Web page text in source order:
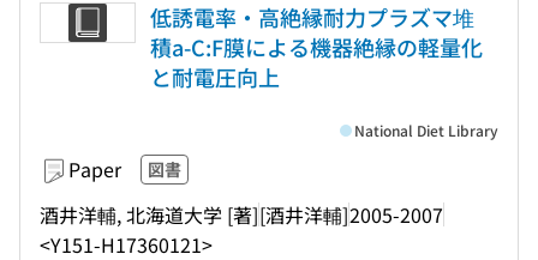
低誘電率・高絶縁耐力プラズマ堆
積a-C:F膜による機器絶縁の軽量化
と耐電圧向上
Paper 図書
酒井洋輔, 北海道大学 [著][酒井洋輔]2005-2007
<Y151-H17360121>
National Diet Library